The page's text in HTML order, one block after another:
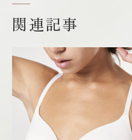
関連記事